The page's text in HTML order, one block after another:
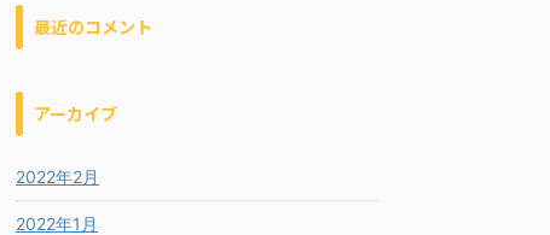
最近のコメント
アーカイブ
2022年2月
2022年1月